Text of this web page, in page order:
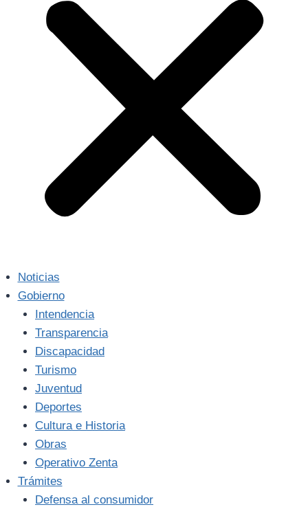
Noticias
Gobierno
Intendencia
Transparencia
Discapacidad
Turismo
Juventud
Deportes
Cultura e Historia
Obras
Operativo Zenta
Trámites
Defensa al consumidor